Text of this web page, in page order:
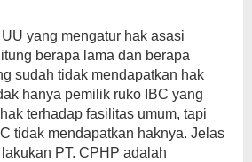
yang mengatur hak asasi
berapa lama dan berapa
sudah tidak mendapatkan hak
hanya pemilik ruko IBC yang
terhadap fasilitas umum, tapi
tidak mendapatkan haknya. Jelas
PT. CPHP adalah